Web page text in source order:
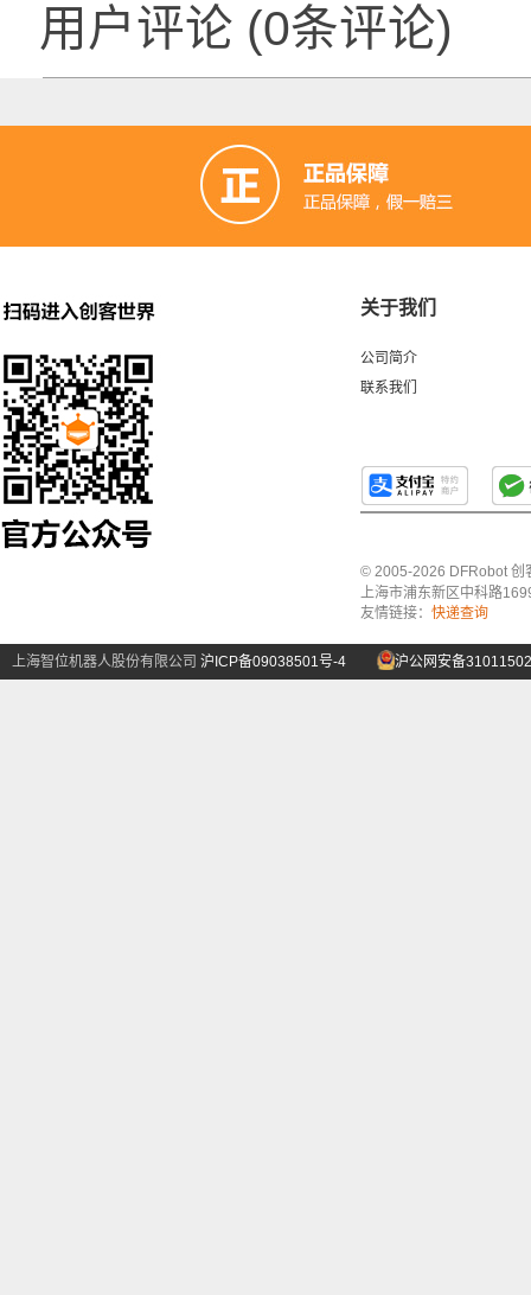
用户评论 (0条评论)
关于我们
公司简介
联系我们
© 2005-2026 DFRobot 创
上海市浦东新区中科路
友情链接： 快递查询
上海智位机器人股份有限公司 沪ICP备09038501号-4 沪公网安备